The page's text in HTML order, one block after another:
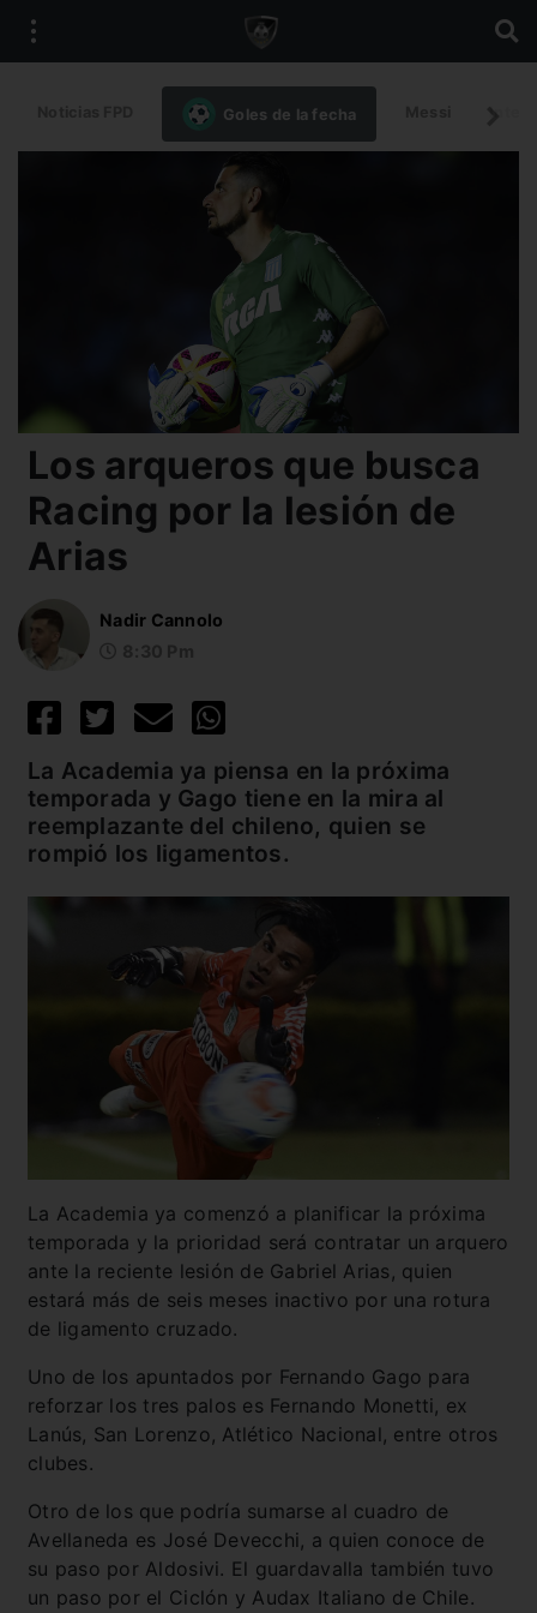
Goles de la fecha
Los arqueros que busca
Racing por la lesión de
Arias
Nadir Cannolo
La Academia ya piensa en la próxima
temporada y Gago tiene en la mira al
reemplazante del chileno, quien se
rompió los ligamentos.
La Academia ya comenzó a planificar la próxima
temporada y la prioridad será contratar un arquero
ante la reciente lesión de Gabriel Arias, quien
estará más de seis meses inactivo por una rotura
de ligamento cruzado.
Uno de los apuntados por Fernando Gago para
reforzar los tres palos es Fernando Monetti, ex
Lanús, San Lorenzo, Atlético Nacional, entre otros
clubes.
Otro de los que podría sumarse al cuadro de
Avellaneda es José Devecchi, a quien conoce de
su paso por Aldosivi. El guardavalla también tuvo
un paso por el Ciclón y Audax Italiano de Chile.